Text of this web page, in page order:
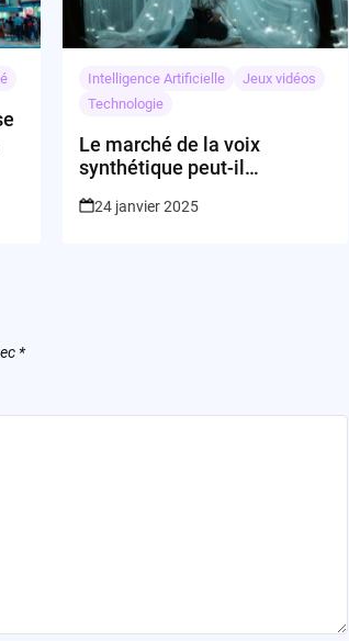
Intelligence Artificielle
Jeux vidéos
Technologie
Le marché de la voix
synthétique peut-il
quotidiens?
24 janvier 2025
*